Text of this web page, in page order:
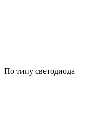
По типу светодиода